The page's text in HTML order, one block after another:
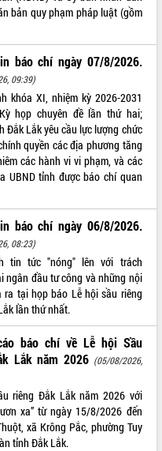
bản quy phạm pháp luật (gồm
báo chí ngày 07/8/2026.
09:39)
khóa XI, nhiệm kỳ 2026-2031
họp chuyên đề lần thứ hai;
Đắk Lắk yêu cầu lực lượng chức
quyền các địa phương tăng
các hành vi vi phạm, và các
UBND tỉnh được báo chí quan
báo chí ngày 06/8/2026.
08:23)
tin tức "nóng" lên với trách
ngân đầu tư công và những nội
ra tại họp báo Lễ hội sầu riêng
lần thứ nhất.
báo chí về Lễ hội Sầu
Lắk năm 2026 (05/08/2026,
riêng Đắk Lắk năm 2026 với
xa” từ ngày 15/8/2026 đến
xã Krông Pắc, phường Tuy
tỉnh Đắk Lắk.